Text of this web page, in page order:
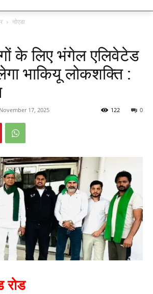
नोएडा
के लिए भंगेल एलिवेटेड
भाकियू लोकशक्ति :
November 17, 2025 0
122
रोड